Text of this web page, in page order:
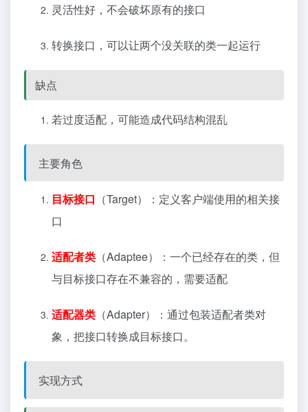
灵活性好，不会破坏原有的接口
转换接口，可以让两个没关联的类一起运行
缺点
若过度适配，可能造成代码结构混乱
主要角色
目标接口 （Target）：定义客户端使用的相关接
口
适配者类 （Adaptee）：一个已经存在的类，但
与目标接口存在不兼容的，需要适配
适配器类 （Adapter）：通过包装适配者类对
象，把接口转换成目标接口。
实现方式